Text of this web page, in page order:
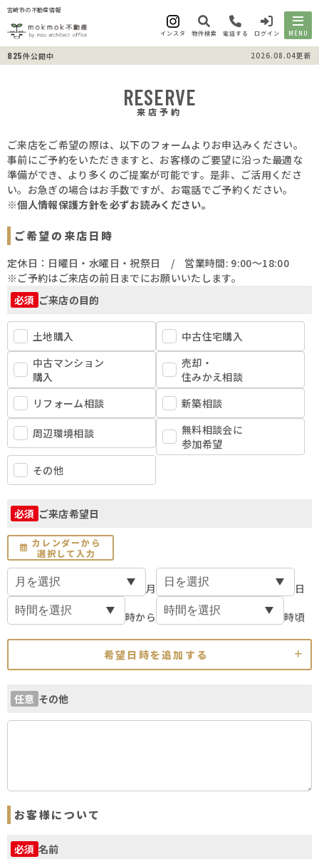
宮崎市の不動産情報
インスタ 物件検索 電話する ログイン MENU
825件公開中 2026.08.04更新
RESERVE
来店予約
ご来店をご希望の際は、以下のフォームよりお申込みください。
事前にご予約をいただきますと、お客様のご要望に沿った最適な
準備ができ、より多くのご提案が可能です。是非、ご活用くださ
い。お急ぎの場合はお手数ですが、お電話でご予約ください。
※個人情報保護方針を必ずお読みください。
ご希望の来店日時
定休日：日曜日・水曜日・祝祭日 / 営業時間: 9:00～18:00
※ご予約はご来店の前日までにお願いいたします。
必須 ご来店の目的
土地購入
中古住宅購入
中古マンション
購入
売却・
住みかえ相談
リフォーム相談
新築相談
周辺環境相談
無料相談会に
参加希望
その他
必須 ご来店希望日
カレンダーから
選択して入力
月
日
時から
時頃
希望日時を追加する
任意 その他
お客様について
必須 名前